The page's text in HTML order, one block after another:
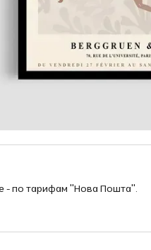
- по тарифам "Нова Пошта".